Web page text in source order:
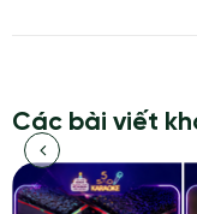
Các bài viết